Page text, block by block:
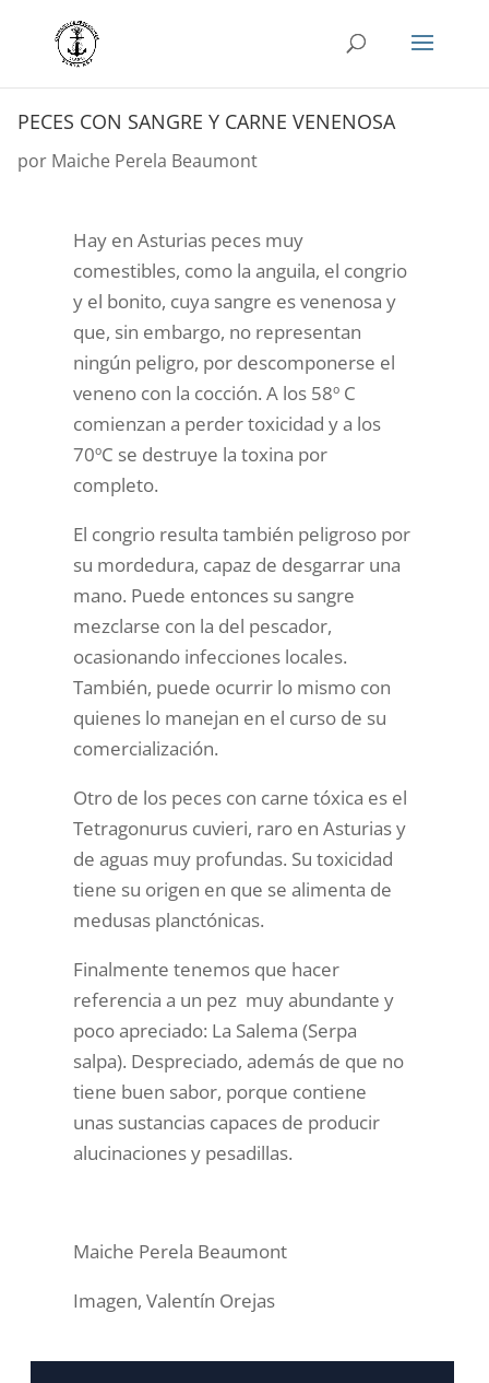
PECES CON SANGRE Y CARNE VENENOSA
por Maiche Perela Beaumont
Hay en Asturias peces muy
comestibles, como la anguila, el congrio
y el bonito, cuya sangre es venenosa y
que, sin embargo, no representan
ningún peligro, por descomponerse el
veneno con la cocción. A los 58º C
comienzan a perder toxicidad y a los
70ºC se destruye la toxina por
completo.
El congrio resulta también peligroso por
su mordedura, capaz de desgarrar una
mano. Puede entonces su sangre
mezclarse con la del pescador,
ocasionando infecciones locales.
También, puede ocurrir lo mismo con
quienes lo manejan en el curso de su
comercialización.
Otro de los peces con carne tóxica es el
Tetragonurus cuvieri, raro en Asturias y
de aguas muy profundas. Su toxicidad
tiene su origen en que se alimenta de
medusas planctónicas.
Finalmente tenemos que hacer
referencia a un pez muy abundante y
poco apreciado: La Salema (Serpa
salpa). Despreciado, además de que no
tiene buen sabor, porque contiene
unas sustancias capaces de producir
alucinaciones y pesadillas.
Maiche Perela Beaumont
Imagen, Valentín Orejas